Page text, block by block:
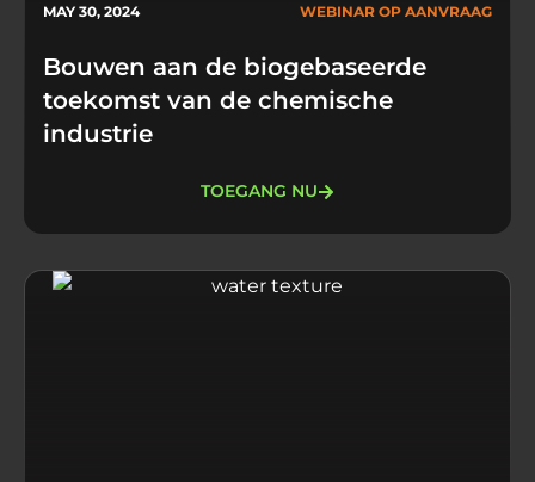
MAY 30, 2024 WEBINAR OP AANVRAAG
Bouwen aan de biogebaseerde
toekomst van de chemische
industrie
TOEGANG NU